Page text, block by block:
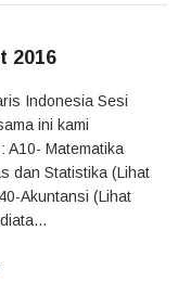
2016
Indonesia Sesi
ini kami
A10- Matematika
dan Statistika (Lihat
Akuntansi (Lihat